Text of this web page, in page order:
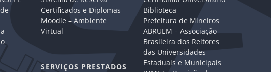
Certificados e Diplomas
Moodle – Ambiente
Virtual
SERVIÇOS PRESTADOS
Biblioteca
Prefeitura de Mineiros
ABRUEM – Associação
Brasileira dos Reitores
das Universidades
Estaduais e Municipais